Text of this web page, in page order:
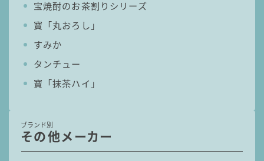
宝焼酎のお茶割りシリーズ
寶「丸おろし」
すみか
タンチュー
寶「抹茶ハイ」
ブランド別
その他メーカー